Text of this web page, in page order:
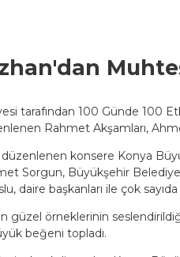
tarafından 100 Günde 100
Rahmet Akşamları,
konsere Konya
Sorgun, Büyükşehir
başkanları ile çok sayıda
güzel örneklerinin
beğeni topladı.